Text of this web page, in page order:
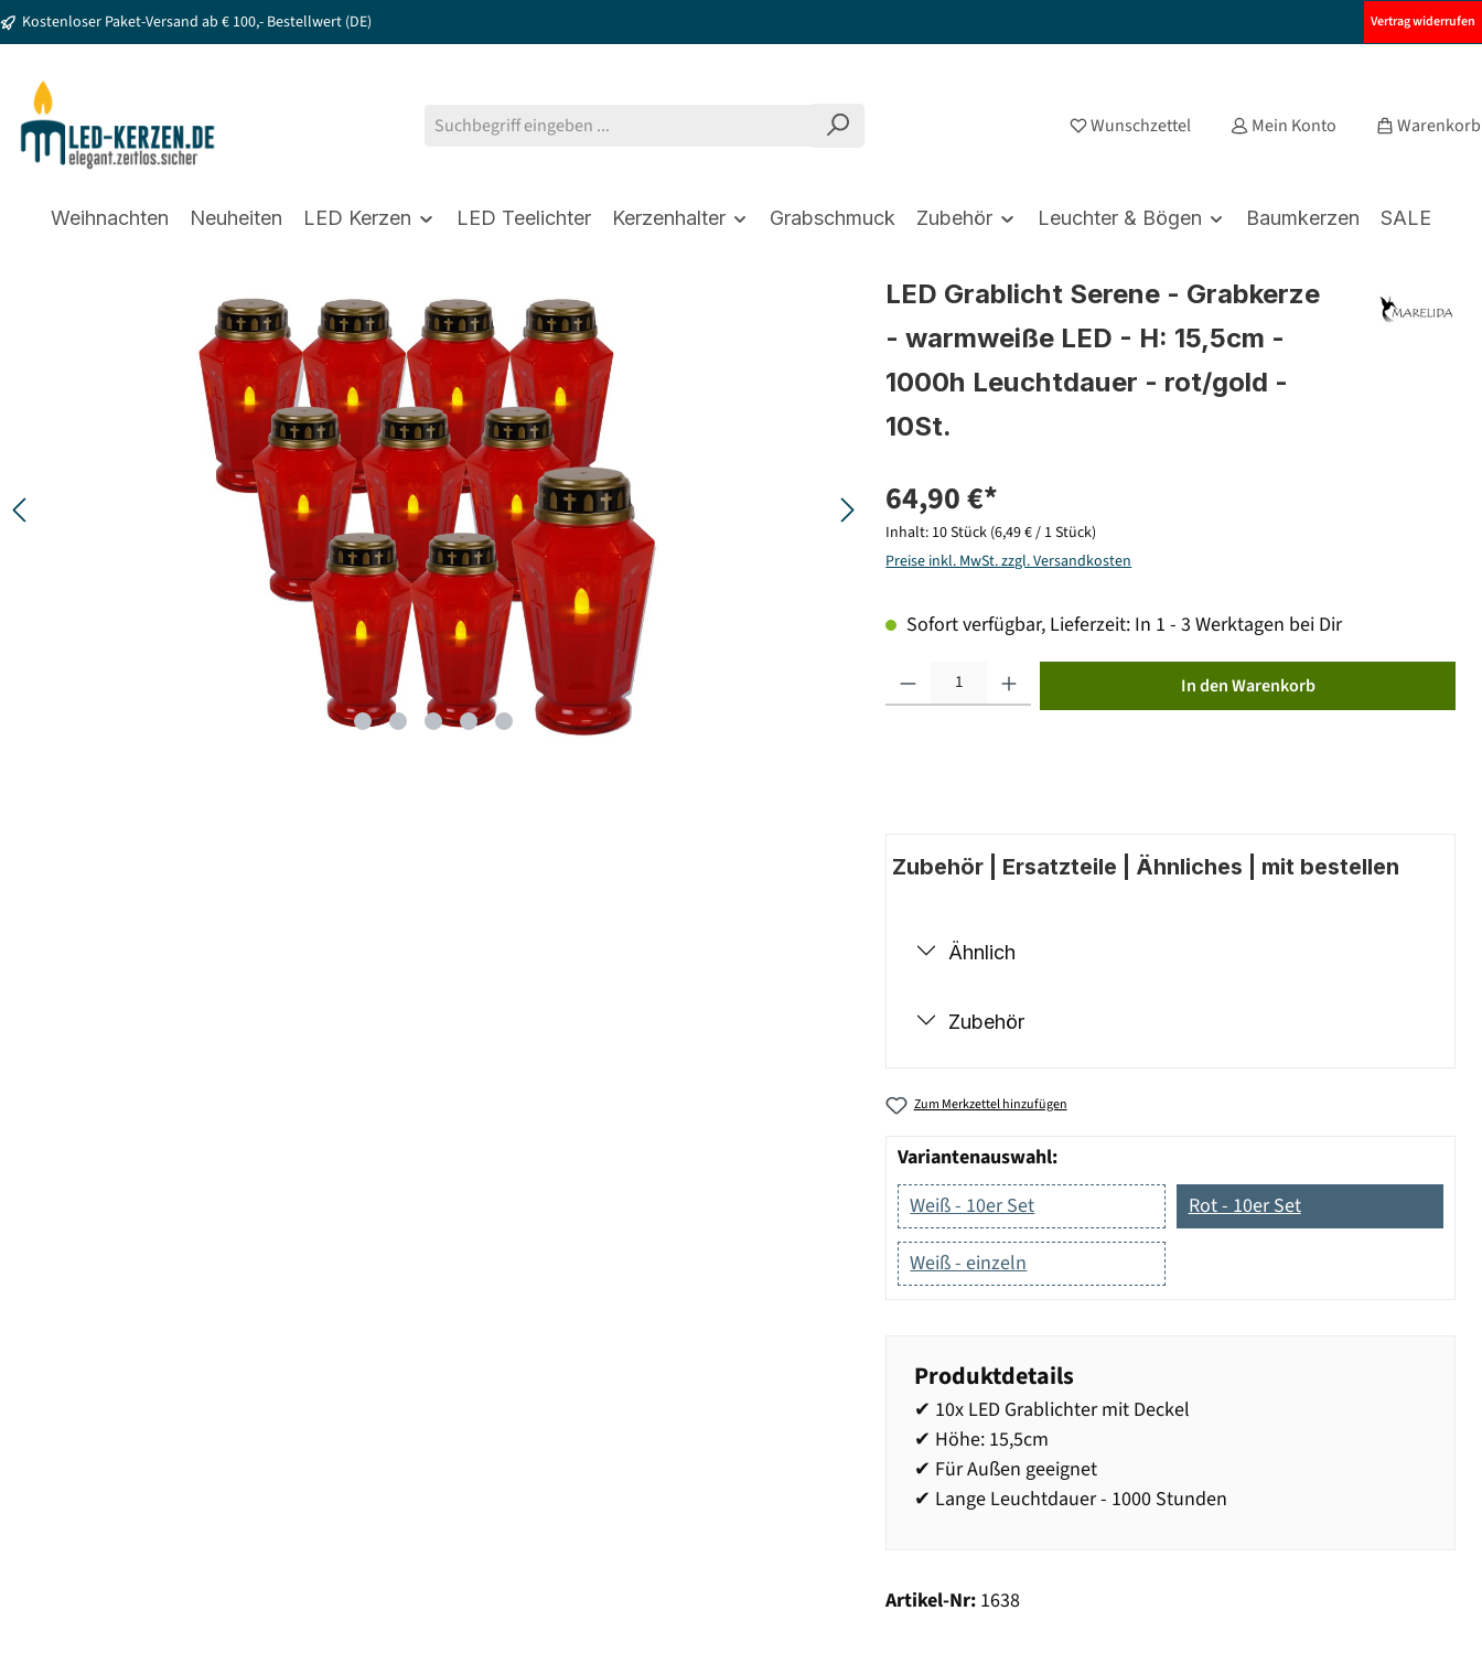
Zur Hauptnavigation springen
Kostenloser Paket-Versand ab € 100,- Bestellwert (DE) Vertrag widerrufen
Wunschzettel Mein Konto Warenkorb
Weihnachten Neuheiten LED Kerzen LED Teelichter Kerzenhalter Grabschmuck Zubehör Leuchter & Bögen Baumkerzen SALE
LED Grablicht Serene - Grabkerze
- warmweiße LED - H: 15,5cm -
1000h Leuchtdauer - rot/gold -
10St.
64,90 €*
Inhalt: 10 Stück (6,49 € / 1 Stück)
Preise inkl. MwSt. zzgl. Versandkosten
Sofort verfügbar, Lieferzeit: In 1 - 3 Werktagen bei Dir
In den Warenkorb
Zubehör | Ersatzteile | Ähnliches | mit bestellen
Ähnlich
Zubehör
Zum Merkzettel hinzufügen
Variantenauswahl:
Weiß - 10er Set
Rot - 10er Set
Weiß - einzeln
Produktdetails
✔ 10x LED Grablichter mit Deckel
✔ Höhe: 15,5cm
✔ Für Außen geeignet
✔ Lange Leuchtdauer - 1000 Stunden
Artikel-Nr: 1638